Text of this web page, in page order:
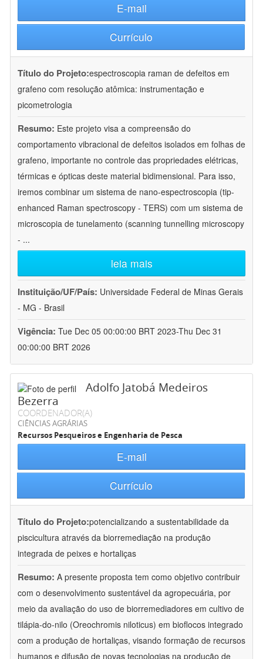
E-mail
Currículo
Título do Projeto:espectroscopia raman de defeitos em
grafeno com resolução atômica: instrumentação e
picometrologia
Resumo: Este projeto visa a compreensão do
comportamento vibracional de defeitos isolados em folhas de
grafeno, importante no controle das propriedades elétricas,
térmicas e ópticas deste material bidimensional. Para isso,
iremos combinar um sistema de nano-espectroscopia (tip-
enhanced Raman spectroscopy - TERS) com um sistema de
microscopia de tunelamento (scanning tunnelling microscopy
- ...
leia mais
Instituição/UF/País: Universidade Federal de Minas Gerais
- MG - Brasil
Vigência: Tue Dec 05 00:00:00 BRT 2023-Thu Dec 31
00:00:00 BRT 2026
Adolfo Jatobá Medeiros
Bezerra
COORDENADOR(A)
CIÊNCIAS AGRÁRIAS
Recursos Pesqueiros e Engenharia de Pesca
E-mail
Currículo
Título do Projeto:potencializando a sustentabilidade da
piscicultura através da biorremediação na produção
integrada de peixes e hortaliças
Resumo: A presente proposta tem como objetivo contribuir
com o desenvolvimento sustentável da agropecuária, por
meio da avaliação do uso de biorremediadores em cultivo de
tilápia-do-nilo (Oreochromis niloticus) em bioflocos integrado
com a produção de hortaliças, visando formação de recursos
humanos e difusão de novas tecnologias na produção de